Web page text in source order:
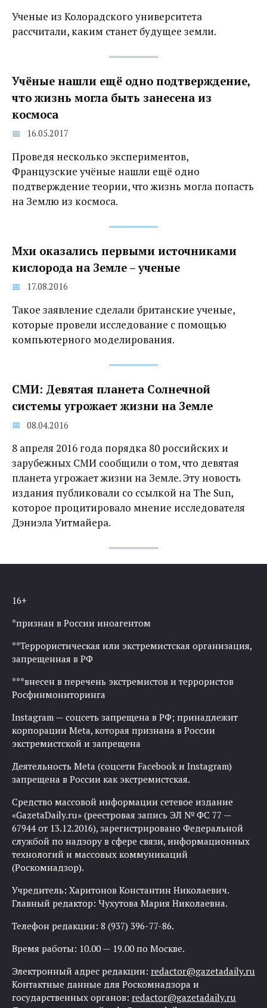
Ученые из Колорадского университета
рассчитали, каким станет будущее земли.
Учёные нашли ещё одно подтверждение,
что жизнь могла быть занесена из
космоса
16.05.2017
Проведя несколько экспериментов,
Французские учёные нашли ещё одно
подтверждение теории, что жизнь могла попасть
на Землю из космоса.
Мхи оказались первыми источниками
кислорода на Земле – ученые
17.08.2016
Такое заявление сделали британские ученые,
которые провели исследование с помощью
компьютерного моделирования.
СМИ: Девятая планета Солнечной
системы угрожает жизни на Земле
08.04.2016
8 апреля 2016 года порядка 80 российских и
зарубежных СМИ сообщили о том, что девятая
планета угрожает жизни на Земле. Эту новость
издания публиковали со ссылкой на The Sun,
которое процитировало мнение исследователя
Дэниэла Уитмайера.
16+
*признан в России иноагентом
**Террористическая или экстремистская организация,
запрещенная в РФ
***внесен в перечень экстремистов и террористов
Росфинмониторинга
Instagram — соцсеть запрещена в РФ; принадлежит
корпорации Meta, которая признана в России
экстремистской и запрещена
Деятельность Meta (соцсети Facebook и Instagram)
запрещена в России как экстремистская.
Средство массовой информации сетевое издание
«GazetaDaily.ru» (реестровая запись ЭЛ № ФС 77 —
67944 от 13.12.2016), зарегистрировано Федеральной
службой по надзору в сфере связи, информационных
технологий и массовых коммуникаций
(Роскомнадзор).
Учредитель: Харитонов Константин Николаевич.
Главный редактор: Чухутова Мария Николаевна.
Телефон редакции: 8 (937) 396-77-86.
Время работы: 10.00 — 19.00 по Москве.
Электронный адрес редакции: redactor@gazetadaily.ru
Контактные данные для Роскомнадзора и
государственных органов: redactor@gazetadaily.ru